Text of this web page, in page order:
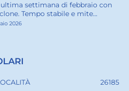
settimana di febbraio con
Tempo stabile e mite...
2026
26185